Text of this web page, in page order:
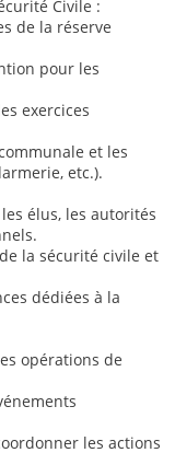
Civile :
de la réserve
pour les
exercices
et les
etc.).
élus, les autorités
la sécurité civile et
dédiées à la
opérations de
les actions